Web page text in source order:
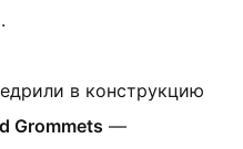
в конструкцию
Grommets —